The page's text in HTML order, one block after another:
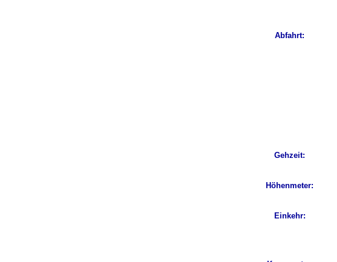
Abfahrt:
Gehzeit:
Höhenmeter:
Einkehr: